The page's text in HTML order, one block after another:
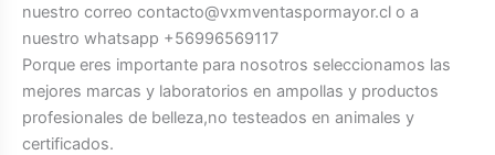
nuestro correo contacto@vxmventaspormayor.cl o a
nuestro whatsapp +56996569117
Porque eres importante para nosotros seleccionamos las
mejores marcas y laboratorios en ampollas y productos
profesionales de belleza,no testeados en animales y
certificados.